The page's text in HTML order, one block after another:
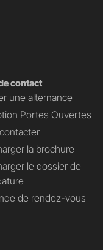
contact
une alternance
Portes Ouvertes
la brochure
le dossier de
de rendez-vous